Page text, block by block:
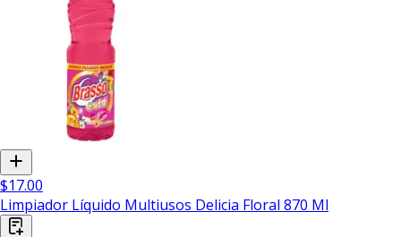
$17.00
Limpiador Líquido Multiusos Delicia Floral 870 Ml